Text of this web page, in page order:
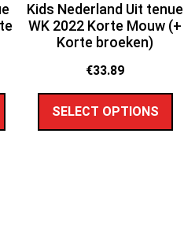
Kids Nederland Uit tenue
WK 2022 Korte Mouw (+
Korte broeken)
€33.89
SELECT OPTIONS